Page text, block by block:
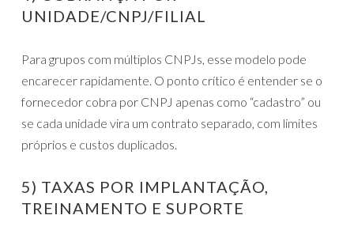
UNIDADE/CNPJ/FILIAL
Para grupos com múltiplos CNPJs, esse modelo pode
encarecer rapidamente. O ponto crítico é entender se o
fornecedor cobra por CNPJ apenas como “cadastro” ou
se cada unidade vira um contrato separado, com limites
próprios e custos duplicados.
5) TAXAS POR IMPLANTAÇÃO,
TREINAMENTO E SUPORTE